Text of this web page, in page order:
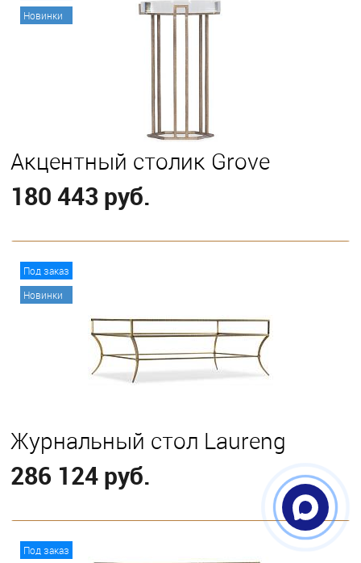
Новинки
Акцентный столик Grove
180 443 руб.
Под заказ
Новинки
Журнальный стол Laureng
286 124 руб.
Под заказ